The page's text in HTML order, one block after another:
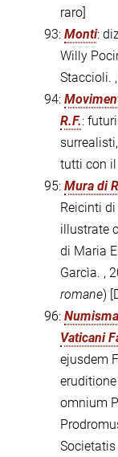
raro]
93: Monti:
Willy
Staccioli.
94:
R.F.:
tutti con il
95: Mura di
Reicinti
illustrate
di Maria
Garcìa. ,
romane)
96:
Vaticani
ejusdem
omnium
Societatis